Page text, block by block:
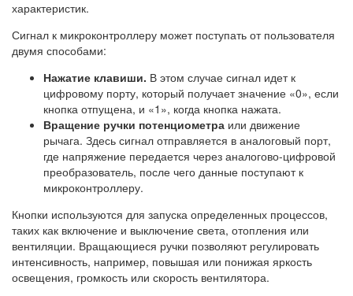
характеристик.
Сигнал к микроконтроллеру может поступать от пользователя
двумя способами:
Нажатие клавиши. В этом случае сигнал идет к
цифровому порту, который получает значение «0», если
кнопка отпущена, и «1», когда кнопка нажата.
Вращение ручки потенциометра или движение
рычага. Здесь сигнал отправляется в аналоговый порт,
где напряжение передается через аналогово-цифровой
преобразователь, после чего данные поступают к
микроконтроллеру.
Кнопки используются для запуска определенных процессов,
таких как включение и выключение света, отопления или
вентиляции. Вращающиеся ручки позволяют регулировать
интенсивность, например, повышая или понижая яркость
освещения, громкость или скорость вентилятора.